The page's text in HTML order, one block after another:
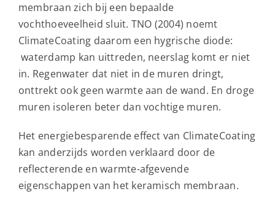
membraan zich bij een bepaalde
vochthoeveelheid sluit. TNO (2004) noemt
ClimateCoating daarom een hygrische diode:
waterdamp kan uittreden, neerslag komt er niet
in. Regenwater dat niet in de muren dringt,
onttrekt ook geen warmte aan de wand. En droge
muren isoleren beter dan vochtige muren.
Het energiebesparende effect van ClimateCoating
kan anderzijds worden verklaard door de
reflecterende en warmte-afgevende
eigenschappen van het keramisch membraan.